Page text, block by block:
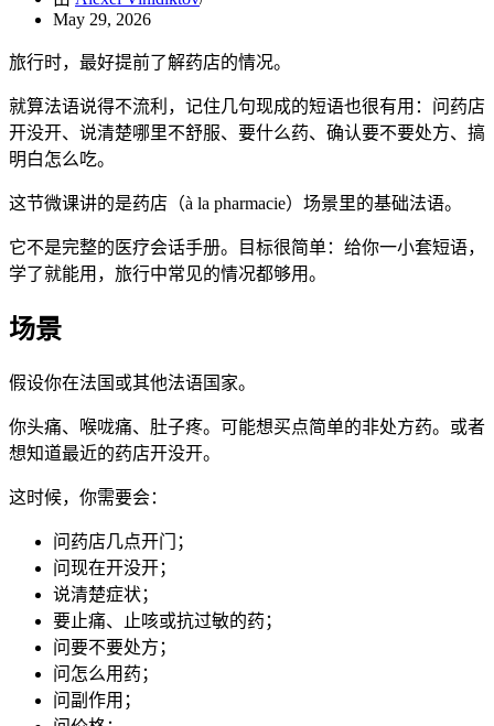
May 29, 2026
旅行时，最好提前了解药店的情况。
就算法语说得不流利，记住几句现成的短语也很有用：问药店
开没开、说清楚哪里不舒服、要什么药、确认要不要处方、搞
明白怎么吃。
这节微课讲的是药店（à la pharmacie）场景里的基础法语。
它不是完整的医疗会话手册。目标很简单：给你一小套短语，
学了就能用，旅行中常见的情况都够用。
场景
假设你在法国或其他法语国家。
你头痛、喉咙痛、肚子疼。可能想买点简单的非处方药。或者
想知道最近的药店开没开。
这时候，你需要会：
问药店几点开门；
问现在开没开；
说清楚症状；
要止痛、止咳或抗过敏的药；
问要不要处方；
问怎么用药；
问副作用；